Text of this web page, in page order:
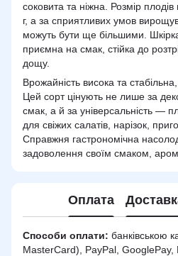
соковита та ніжна. Розмір
г, а за сприятливих умов
можуть бути ще більшими.
приємна на смак, стійка до
дощу.
Врожайність висока та
Цей сорт цінують не лише за
смак, а й за універсальність —
для свіжих салатів, нарізок,
Справжня гастрономічна
задоволення своїм смаком,
Оплата
Способи оплати: банківською
MasterCard), PayPal, GooglePay,